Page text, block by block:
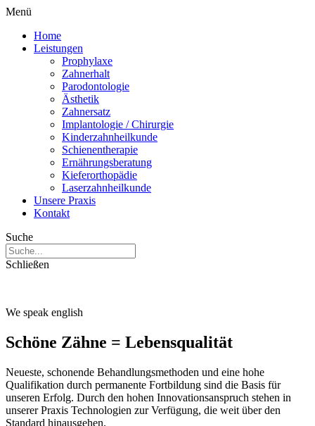
Menü
Home
Leistungen
Prophylaxe
Zahnerhalt
Parodontologie
Ästhetik
Zahnersatz
Implantologie / Chirurgie
Kinderzahnheilkunde
Schienentherapie
Ernährungsberatung
Kieferorthopädie
Laserzahnheilkunde
Unsere Praxis
Kontakt
Suche
Schließen
We speak english
Schöne Zähne = Lebensqualität
Neueste, schonende Behandlungsmethoden und eine hohe
Qualifikation durch permanente Fortbildung sind die Basis für
unseren Erfolg. Durch den hohen Innovationsanspruch stehen in
unserer Praxis Technologien zur Verfügung, die weit über den
Standard hinausgehen.